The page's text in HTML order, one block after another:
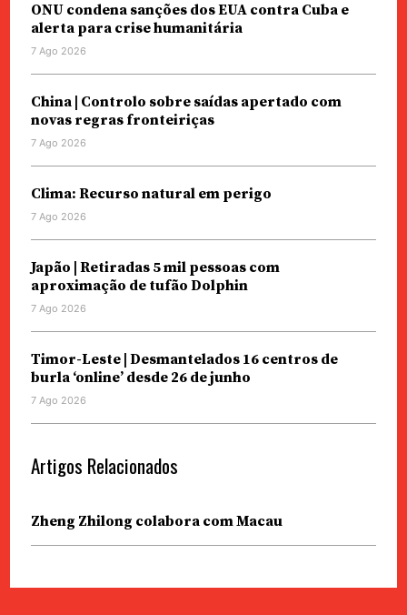
ONU condena sanções dos EUA contra Cuba e
alerta para crise humanitária
7 Ago 2026
China | Controlo sobre saídas apertado com
novas regras fronteiriças
7 Ago 2026
Clima: Recurso natural em perigo
7 Ago 2026
Japão | Retiradas 5 mil pessoas com
aproximação de tufão Dolphin
7 Ago 2026
Timor-Leste | Desmantelados 16 centros de
burla ‘online’ desde 26 de junho
7 Ago 2026
Artigos Relacionados
Zheng Zhilong colabora com Macau